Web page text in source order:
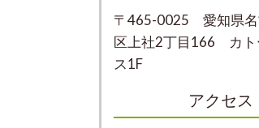
〒465-0025 愛知県名
区上社2丁目166 カト
ス1F
アクセス